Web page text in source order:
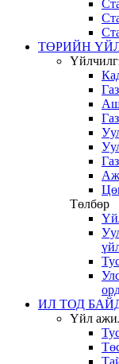
ТӨРИЙН
Төлбөр
ИЛ ТОД
Үйл